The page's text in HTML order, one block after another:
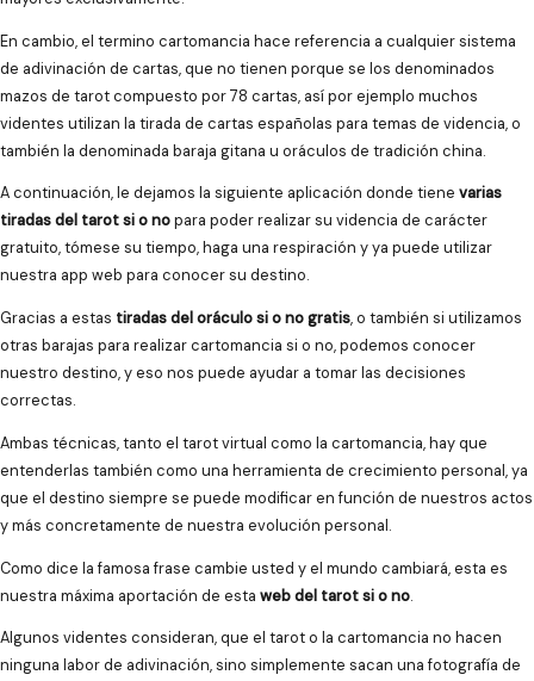
En cambio, el termino cartomancia hace referencia a cualquier sistema
de adivinación de cartas, que no tienen porque se los denominados
mazos de tarot compuesto por 78 cartas, así por ejemplo muchos
videntes utilizan la tirada de cartas españolas para temas de videncia, o
también la denominada baraja gitana u oráculos de tradición china.
A continuación, le dejamos la siguiente aplicación donde tiene varias
tiradas del tarot si o nopara poder realizar su videncia de carácter
gratuito, tómese su tiempo, haga una respiración y ya puede utilizar
nuestra app web para conocer su destino.
Gracias a estas tiradas del oráculo si o no gratis, o también si utilizamos
otras barajas para realizar cartomancia si o no, podemos conocer
nuestro destino, y eso nos puede ayudar a tomar las decisiones
correctas.
Ambas técnicas, tanto el tarot virtual como la cartomancia, hay que
entenderlas también como una herramienta de crecimiento personal, ya
que el destino siempre se puede modificar en función de nuestros actos
y más concretamente de nuestra evolución personal.
Como dice la famosa frase cambie usted y el mundo cambiará, esta es
nuestra máxima aportación de esta web del tarot si o no.
Algunos videntes consideran, que el tarot o la cartomancia no hacen
ninguna labor de adivinación, sino simplemente sacan una fotografía de